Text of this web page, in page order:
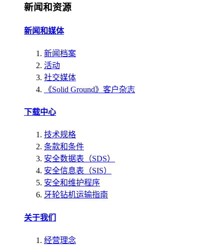
新闻和资源
新闻和媒体
新闻档案
活动
社交媒体
《Solid Ground》客户杂志
下载中心
技术规格
条款和条件
安全数据表（SDS）
安全信息表（SIS）
安全和维护程序
牙轮钻机运输指南
关于我们
经营理念